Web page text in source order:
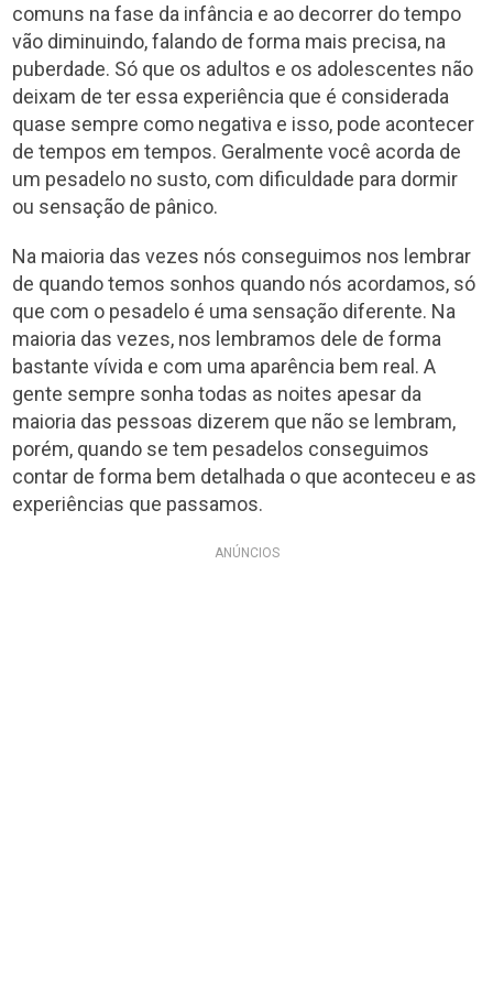
comuns na fase da infância e ao decorrer do tempo
vão diminuindo, falando de forma mais precisa, na
puberdade. Só que os adultos e os adolescentes não
deixam de ter essa experiência que é considerada
quase sempre como negativa e isso, pode acontecer
de tempos em tempos. Geralmente você acorda de
um pesadelo no susto, com dificuldade para dormir
ou sensação de pânico.
Na maioria das vezes nós conseguimos nos lembrar
de quando temos sonhos quando nós acordamos, só
que com o pesadelo é uma sensação diferente. Na
maioria das vezes, nos lembramos dele de forma
bastante vívida e com uma aparência bem real. A
gente sempre sonha todas as noites apesar da
maioria das pessoas dizerem que não se lembram,
porém, quando se tem pesadelos conseguimos
contar de forma bem detalhada o que aconteceu e as
experiências que passamos.
ANÚNCIOS